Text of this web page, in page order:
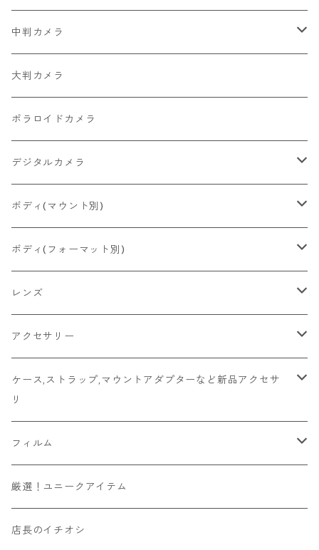
2026/06/30
2026/06/28
2026/06/27
2026/06/24
2026/06/23
2026/06/21
2026/06/12
2026/06/11
2026/06/10
レンズ
PENTAX
OLYMPUS
MINOLTA
CONTAX
Konica
Ricoh
Mamiya
京セラ
FUJIFILM
Leica
その他舶来
その他国産
Canon
PENTAX
FUJIFILM
RICOH
Minolta
Konica
Leica
Rollei
OLYMPUS
YASHICA
CONTAX
京セラ
Leica
Nikon
Canon
Zeiss Ikon
舶来その他
国産その他
中判カメラ
Mamiya
PENTAX
FUJIFILM
Bronica
CONTAX
HASSELBLAD
Rollei
PLAUBEL
Voigtlander
ZEISSIKON
ZENZA BRONICA
大判カメラ
ポラロイドカメラ
デジタルカメラ
一眼レフ
ミラーレス一眼
コンパクト
ボディ(マウント別)
Fマウント
FDマウント
SR/MDマウント
OMマウント
Kマウント
M42マウント
Y/Cマウント
ボディ(フォーマット別)
ハーフサイズ
フルサイズ
6x4.5
6x6
6x7
6x9
レンズ
Fマウント
FDマウント
SR/MDマウント
OMマウント
Kマウント
アクセサリー
キャップ
フード
マウントアダプター
ビューファインダー/交換ファインダー
ケース,ストラップ,マウントアダプターなど新品アクセサ
リ
マウントアダプター
ソニーEマウントボディ用
富士フィルムXマウントボディ用
ハンドメイド
フィルム
135フィルム
カラー
120フィルム
厳選！ユニークアイテム
店長のイチオシ